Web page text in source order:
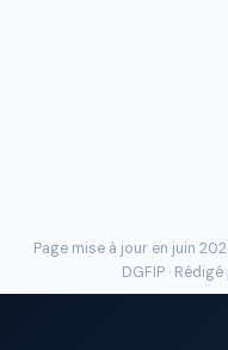
Page mise à jour en juin
DGFIP ·